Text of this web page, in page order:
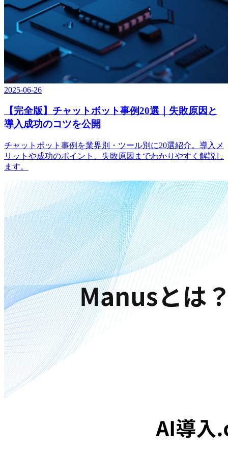
2025-06-26
【完全版】チャットボット事例20選｜失敗原因と
導入成功のコツを公開
チャットボット事例を業界別・ツール別に20選紹介。導入メ
リットや成功のポイント、失敗原因までわかりやすく解説し
ます。